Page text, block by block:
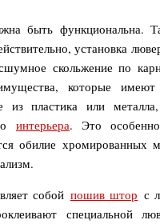
установка
скольжение по
которые
из пластика или
интерьера. Это
обилие хромированных
собой пошив штор с
специальной